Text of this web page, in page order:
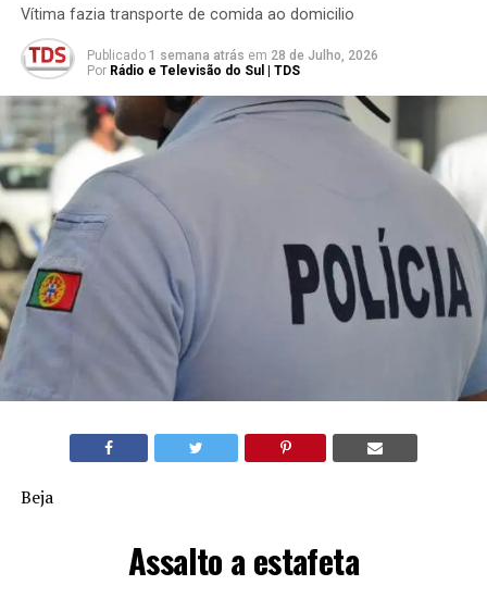
Vítima fazia transporte de comida ao domicilio
Publicado 1 semana atrás em 28 de Julho, 2026
Por Rádio e Televisão do Sul | TDS
Beja
Assalto a estafeta